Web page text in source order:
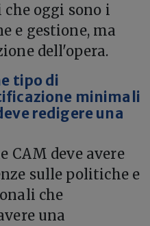
oggi sono i
e gestione, ma
dell'opera.
tipo di
minimali
redigere una
CAM deve avere
sulle politiche e
che
una